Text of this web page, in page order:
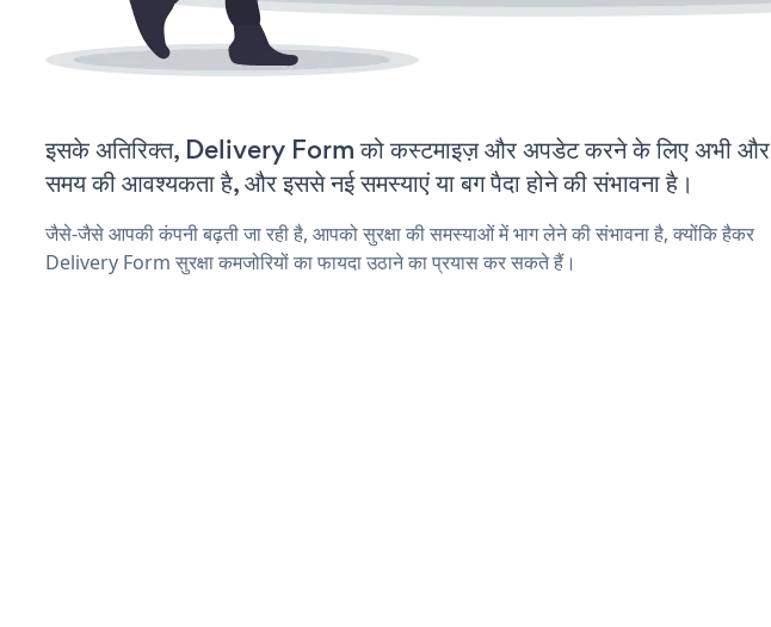
इसके अतिरिक्त, Delivery Form को कस्टमाइज़ और अपडेट करने के लिए अभी और
समय की आवश्यकता है, और इससे नई समस्याएं या बग पैदा होने की संभावना है।
जैसे-जैसे आपकी कंपनी बढ़ती जा रही है, आपको सुरक्षा की समस्याओं में भाग लेने की संभावना है, क्योंकि हैकर
Delivery Form सुरक्षा कमजोरियों का फायदा उठाने का प्रयास कर सकते हैं।